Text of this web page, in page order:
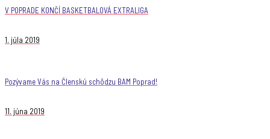
V POPRADE KONČÍ BASKETBALOVÁ EXTRALIGA
1. júla 2019
Pozývame Vás na Členskú schôdzu BAM Poprad!
11. júna 2019